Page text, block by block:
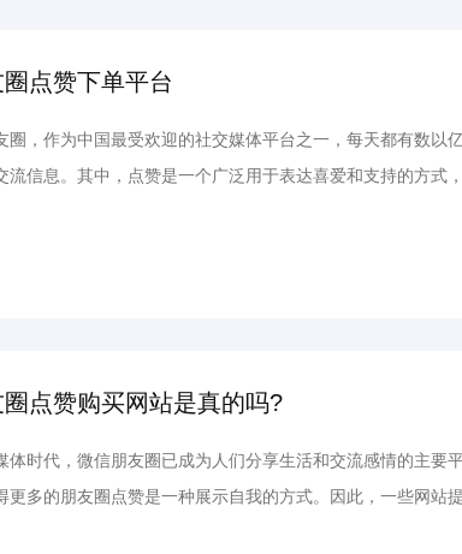
点赞下单平台
，作为中国最受欢迎的社交媒体平台之一，每天都有数以
流信息。其中，点赞是一个广泛用于表达喜爱和支持的方式
点赞购买网站是真的吗?
时代，微信朋友圈已成为人们分享生活和交流感情的主要
更多的朋友圈点赞是一种展示自我的方式。因此，一些网站